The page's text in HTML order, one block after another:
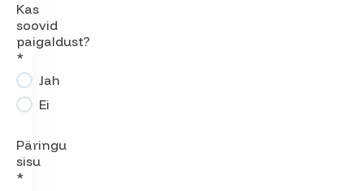
Kas
soovid
paigaldust?
*
Jah
Ei
Päringu
sisu
*